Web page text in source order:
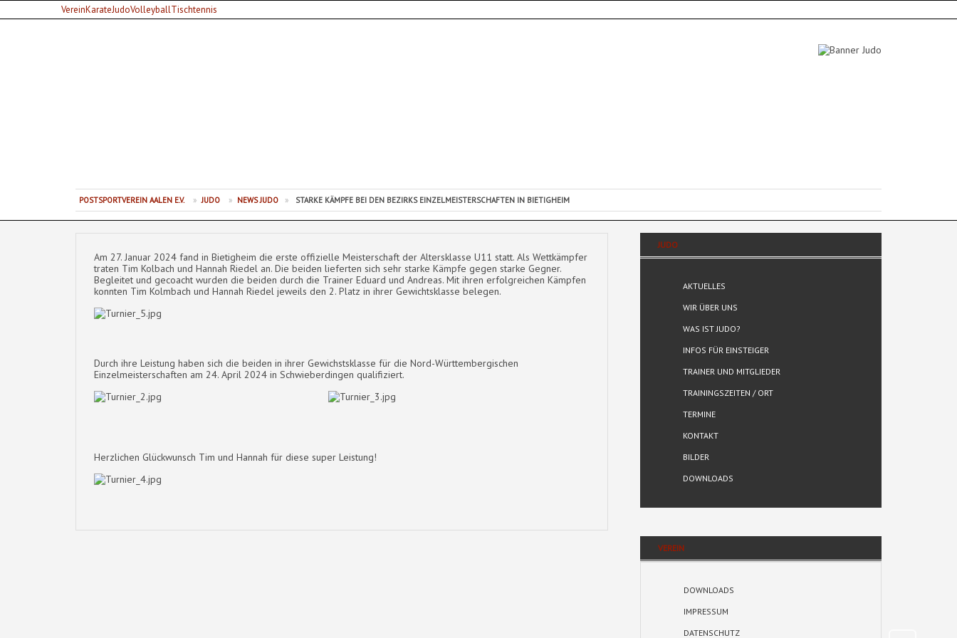
VereinKarateJudoVolleyballTischtennis
POSTSPORTVEREIN AALEN E.V. » JUDO » NEWS JUDO » STARKE KÄMPFE BEI DEN BEZIRKS EINZELMEISTERSCHAFTEN IN BIETIGHEIM
Am 27. Januar 2024 fand in Bietigheim die erste offizielle Meisterschaft der Altersklasse U11 statt. Als Wettkämpfer
traten Tim Kolbach und Hannah Riedel an. Die beiden lieferten sich sehr starke Kämpfe gegen starke Gegner.
Begleitet und gecoacht wurden die beiden durch die Trainer Eduard und Andreas. Mit ihren erfolgreichen Kämpfen
konnten Tim Kolmbach und Hannah Riedel jeweils den 2. Platz in ihrer Gewichtsklasse belegen.
Durch ihre Leistung haben sich die beiden in ihrer Gewichstsklasse für die Nord-Württembergischen
Einzelmeisterschaften am 24. April 2024 in Schwieberdingen qualifiziert.
Herzlichen Glückwunsch Tim und Hannah für diese super Leistung!
JUDO
AKTUELLES
WIR ÜBER UNS
WAS IST JUDO?
INFOS FÜR EINSTEIGER
TRAINER UND MITGLIEDER
TRAININGSZEITEN / ORT
TERMINE
KONTAKT
BILDER
DOWNLOADS
VEREIN
DOWNLOADS
IMPRESSUM
DATENSCHUTZ